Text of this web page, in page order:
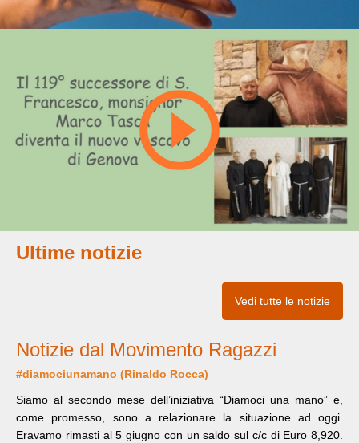
Ultime notizie
Vedi tutte le notizie
Notizie dal Movimento Ragazzi
#diamociunamano (Rinaldo Rocca)
Siamo al secondo mese dell’iniziativa “Diamoci una mano” e,
come promesso, sono a relazionare la situazione ad oggi.
Eravamo rimasti al 5 giugno con un saldo sul c/c di Euro 8,920.